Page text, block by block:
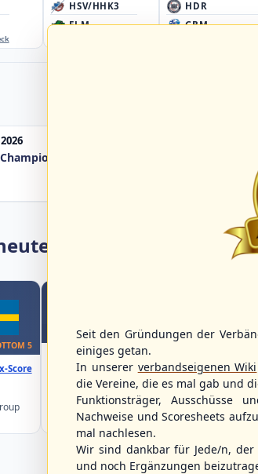
HSV/HHK3
ELM
HDR
GBM
B Pool 2026 - Group Germany
5
Score
WBSC Europe
15:00 Uhr(€)
Greece vs. Spain
U-23 Baseball European
Championship B Pool 2026 - Group
U-23
Seit den Gründungen der
einiges getan.
In unserer verbandseigenen Wiki
die Vereine, die es mal gab und
Funktionsträger, Ausschüsse
Nachweise und Scoresheets
mal nachlesen.
Wir sind dankbar für Jede/n,
und noch Ergänzungen